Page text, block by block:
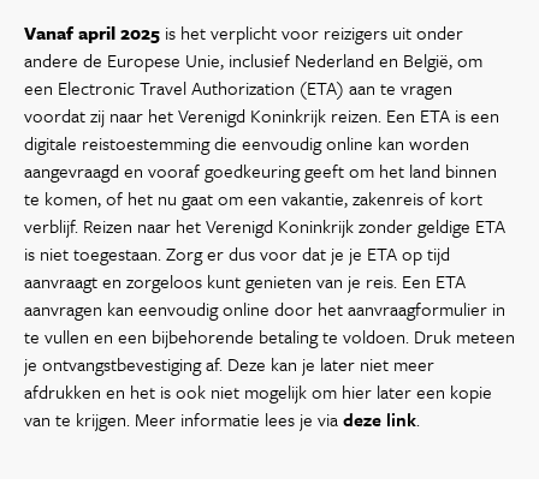
Vanaf april 2025 is het verplicht voor reizigers uit onder
andere de Europese Unie, inclusief Nederland en België, om
een Electronic Travel Authorization (ETA) aan te vragen
voordat zij naar het Verenigd Koninkrijk reizen. Een ETA is een
digitale reistoestemming die eenvoudig online kan worden
aangevraagd en vooraf goedkeuring geeft om het land binnen
te komen, of het nu gaat om een vakantie, zakenreis of kort
verblijf. Reizen naar het Verenigd Koninkrijk zonder geldige ETA
is niet toegestaan. Zorg er dus voor dat je je ETA op tijd
aanvraagt en zorgeloos kunt genieten van je reis. Een ETA
aanvragen kan eenvoudig online door het aanvraagformulier in
te vullen en een bijbehorende betaling te voldoen. Druk meteen
je ontvangstbevestiging af. Deze kan je later niet meer
afdrukken en het is ook niet mogelijk om hier later een kopie
van te krijgen. Meer informatie lees je viadeze link.